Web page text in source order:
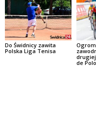
Do Świdnicy zawita
Polska Liga Tenisa
de